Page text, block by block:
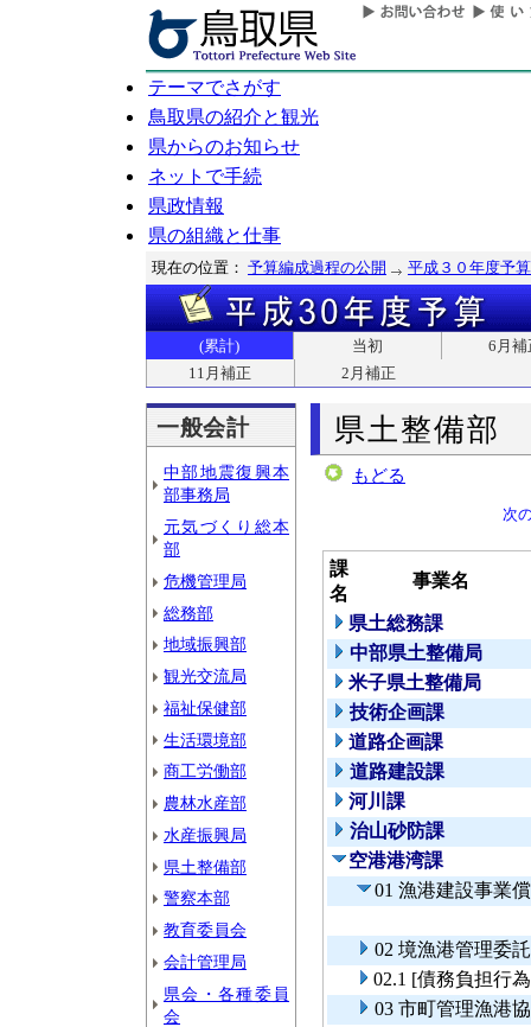
テーマでさがす
鳥取県の紹介と観光
県からのお知らせ
ネットで手続
県政情報
県の組織と仕事
現在の位置： 予算編成過程の公開 平成３０年度予算
(累計) 当初
6月補
11月補正
2月補正
一般会計
中部地震復興本
部事務局
元気づくり総本
部
危機管理局
総務部
地域振興部
観光交流局
福祉保健部
生活環境部
商工労働部
農林水産部
水産振興局
県土整備部
警察本部
教育委員会
会計管理局
県会・各種委員
会
県土整備部
もどる
次
課
名
事業名
県土総務課
中部県土整備局
米子県土整備局
技術企画課
道路企画課
道路建設課
河川課
治山砂防課
空港港湾課
01 漁港建設事業
02 境漁港管理委
02.1 [債務負担行
03 市町管理漁港